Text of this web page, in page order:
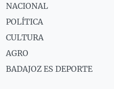
NACIONAL
POLÍTICA
CULTURA
AGRO
BADAJOZ ES DEPORTE